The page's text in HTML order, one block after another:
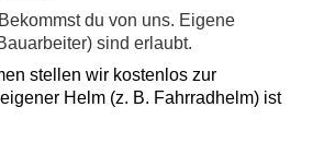
Bekommst du von uns. Eigene
sind erlaubt.
stellen wir kostenlos zur
Helm (z. B. Fahrradhelm) ist